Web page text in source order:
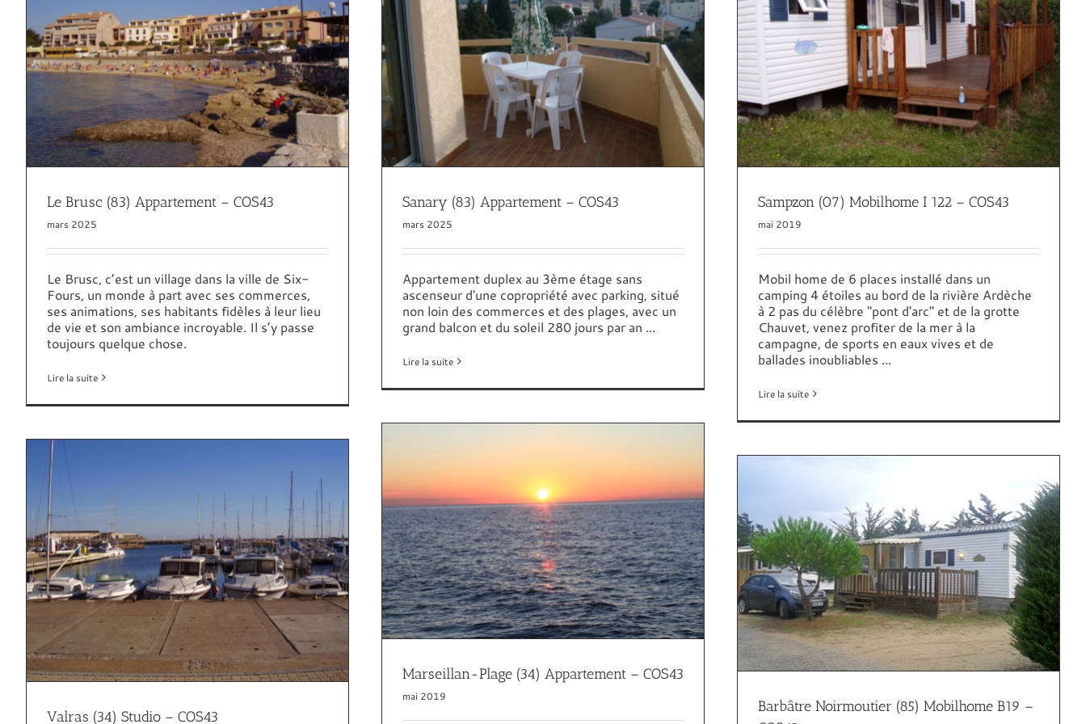
Le Brusc (83) Appartement – COS43
mars 2025
Le Brusc, c’est un village dans la ville de Six-
Fours, un monde à part avec ses commerces,
ses animations, ses habitants fidèles à leur lieu
de vie et son ambiance incroyable. Il s’y passe
toujours quelque chose.
Lire la suite
Sanary (83) Appartement – COS43
4 à 6 personnes 83 Var Appartement Locations Sanary sur
mer
Sanary (83) Appartement – COS43
mars 2025
Appartement duplex au 3ème étage sans
ascenseur d'une copropriété avec parking, situé
non loin des commerces et des plages, avec un
grand balcon et du soleil 280 jours par an ...
Lire la suite
Sampzon (07) Mobilhome I 122 – COS43
07 Ardèche 4 à 6 personnes Mobil home
Sampzon (07) Mobilhome I 122 – COS43
mai 2019
Mobil home de 6 places installé dans un
camping 4 étoiles au bord de la rivière Ardèche
à 2 pas du célèbre "pont d'arc" et de la grotte
Chauvet, venez profiter de la mer à la
campagne, de sports en eaux vives et de
ballades inoubliables ...
Lire la suite
Marseillan-Plage (34) Appartement –
COS43
2 à 4 personnes 34 Hérault 4 à 6 personnes Appartement
Locations Marseillan Plage Ville
Marseillan-Plage (34) Appartement – COS43
mai 2019
Valras (34) Studio – COS43
Barbâtre Noirmoutier (85) Mobilhome B19
– COS43
2 à 4 personnes 4 à 6 personnes 85 Vendée Barbâtre
Locations Mobil home
Barbâtre Noirmoutier (85) Mobilhome B19 –